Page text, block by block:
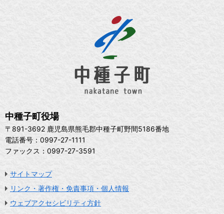
中種子町役場
〒891-3692 鹿児島県熊毛郡中種子町野間5186番地
電話番号：0997-27-1111
ファックス：0997-27-3591
サイトマップ
リンク・著作権・免責事項・個人情報
ウェブアクセシビリティ方針